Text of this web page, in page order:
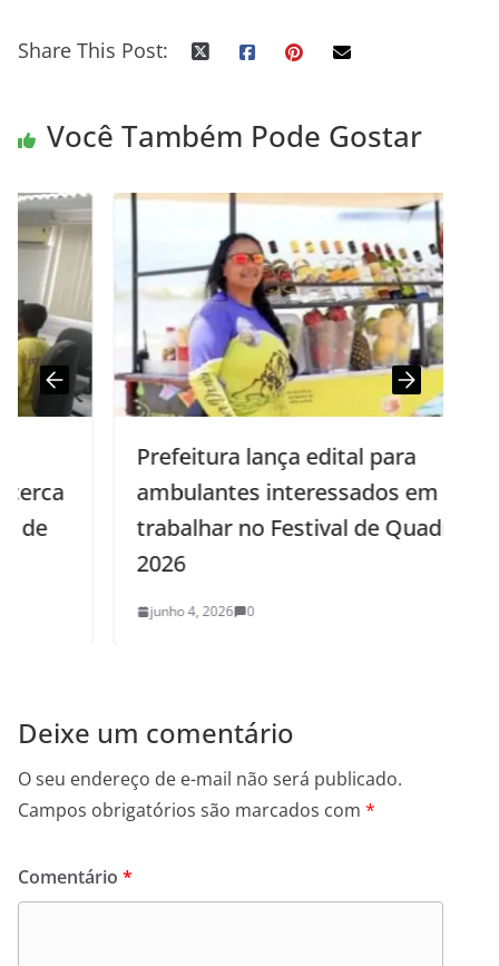
Share This Post:
Você Também Pode Gostar
Prefeitura lança edital para
ambulantes interessados em
trabalhar no Festival de Quadrilhas
junho 4, 2026 0
Deixe um comentário
O seu endereço de e-mail não será publicado.
Campos obrigatórios são marcados com *
Comentário *